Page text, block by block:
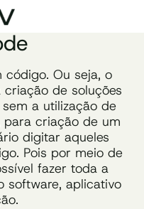
Ou seja, o
de soluções
a utilização de
para criação de um
digitar aqueles
Pois por meio de
fazer toda a
software, aplicativo